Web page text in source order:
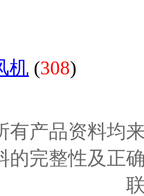
机 (308)
有产品资料均
的完整性及正